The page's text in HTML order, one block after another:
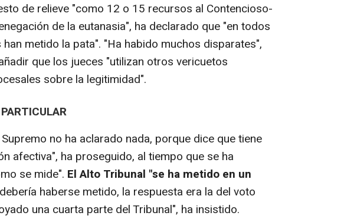
de relieve "como 12 o 15 recursos al Contencioso-
de la eutanasia", ha declarado que "en todos
metido la pata". "Ha habido muchos disparates",
que los jueces "utilizan otros vericuetos
sobre la legitimidad".
no ha aclarado nada, porque dice que tiene
afectiva", ha proseguido, al tiempo que se ha
se mide". El Alto Tribunal "se ha metido en un
haberse metido, la respuesta era la del voto
una cuarta parte del Tribunal", ha insistido.